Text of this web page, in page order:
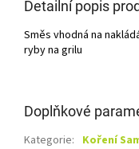
Detailní popis
Směs vhodná na
ryby na grilu
Doplňkové
Kategorie: Koření